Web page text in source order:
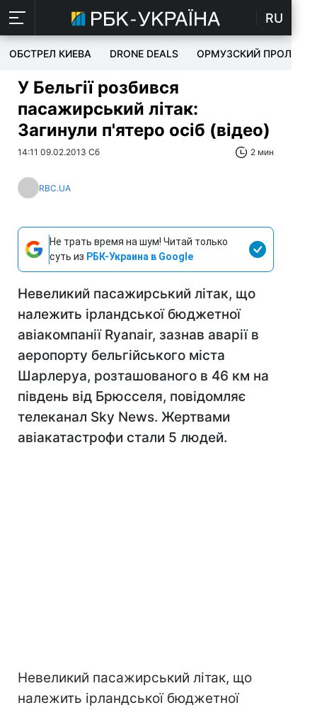
RU
ОБСТРЕЛ КИЕВА DRONE DEALS ОРМУЗСКИЙ ПРОЛИВ
У Бельгії розбився
пасажирський літак:
Загинули п'ятеро осіб (відео)
14:11 09.02.2013 Сб 2 мин
RBC.UA
Не трать время на шум! Читай только
суть из РБК-Украина в Google
Невеликий пасажирський літак, що
належить ірландської бюджетної
авіакомпанії Ryanair, зазнав аварії в
аеропорту бельгійського міста
Шарлеруа, розташованого в 46 км на
південь від Брюсселя, повідомляє
телеканал Sky News. Жертвами
авіакатастрофи стали 5 людей.
Невеликий пасажирський літак, що
належить ірландської бюджетної